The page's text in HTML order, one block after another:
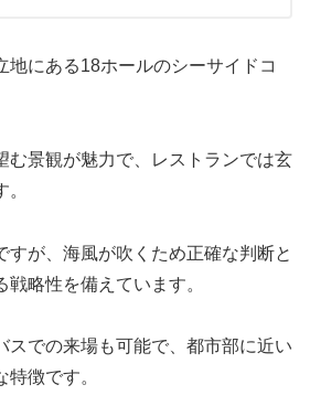
地にある18ホールのシーサイドコ
む景観が魅力で、レストランでは玄
すが、海風が吹くため正確な判断と
略性を備えています。
スでの来場も可能で、都市部に近い
徴です。